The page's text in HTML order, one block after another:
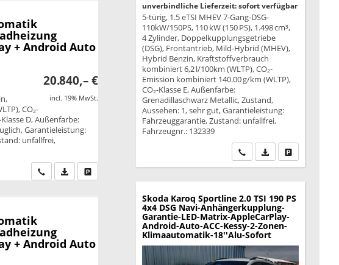
+ Android Auto
20.840,– €
incl. 19% MwSt.
CO₂-
D, Außenfarbe:
Garantieleistung:
unfallfrei,
Wir rufen Sie anPDF-Datei, Fahrzeugexposé drucken
+ Android Auto
unverbindliche Lieferzeit: sofort verfügbar
5-türig, 1.5 eTSI MHEV 7-Gang-DSG-
110kW/150PS, 110 kW (150 PS), 1.498 cm³,
4 Zylinder, Doppelkupplungsgetriebe
(DSG), Frontantrieb, Mild-Hybrid (MHEV),
Hybrid Benzin, Kraftstoffverbrauch
kombiniert 6,2 l/100km (WLTP), CO₂-
Emission kombiniert 140.00 g/km (WLTP),
CO₂-Klasse E, Außenfarbe:
Grenadillaschwarz Metallic, Zustand,
Aussehen: 1, sehr gut, Garantieleistung:
Fahrzeuggarantie, Zustand: unfallfrei,
Fahrzeugnr.: 132339
Wir rufen Sie an
PDF-Datei,Drucken,
Skoda Karoq Sportline 2.0 TSI 190 PS
4x4 DSG Navi-Anhängerkupplung-
Garantie-LED-Matrix-AppleCarPlay-
Android-Auto-ACC-Kessy-2-Zonen-
Klimaautomatik-18''Alu-Sofort